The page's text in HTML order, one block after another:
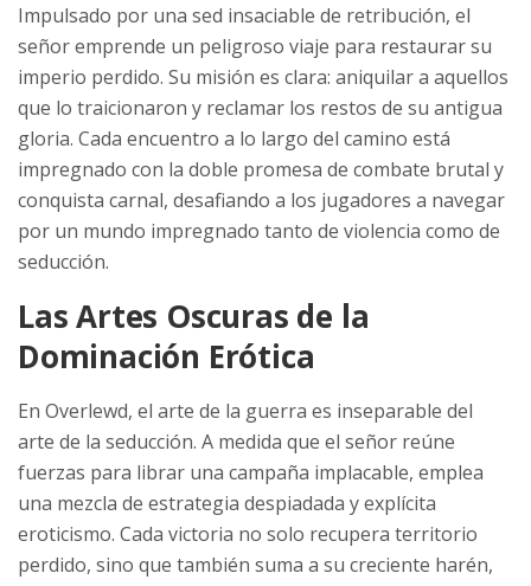
Impulsado por una sed insaciable de retribución, el
señor emprende un peligroso viaje para restaurar su
imperio perdido. Su misión es clara: aniquilar a aquellos
que lo traicionaron y reclamar los restos de su antigua
gloria. Cada encuentro a lo largo del camino está
impregnado con la doble promesa de combate brutal y
conquista carnal, desafiando a los jugadores a navegar
por un mundo impregnado tanto de violencia como de
seducción.
Las Artes Oscuras de la
Dominación Erótica
En Overlewd, el arte de la guerra es inseparable del
arte de la seducción. A medida que el señor reúne
fuerzas para librar una campaña implacable, emplea
una mezcla de estrategia despiadada y explícita
eroticismo. Cada victoria no solo recupera territorio
perdido, sino que también suma a su creciente harén,